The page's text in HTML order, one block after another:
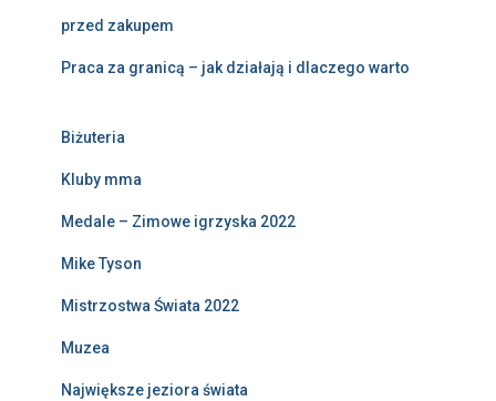
przed zakupem
Praca za granicą – jak działają i dlaczego warto
Biżuteria
Kluby mma
Medale – Zimowe igrzyska 2022
Mike Tyson
Mistrzostwa Świata 2022
Muzea
Największe jeziora świata